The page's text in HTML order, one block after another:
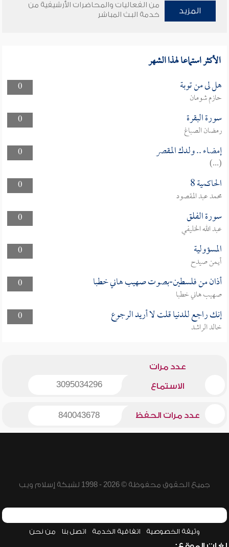
المزيد
من الفعاليات والمحاضرات الأرشيفية من
خدمة البث المباشر
الأكثر استماعا لهذا الشهر
0 هل لى من توبة
حازم شومان
0
سورة البقرة
رمضان الصباغ
0
إمضاء .. ولدك المقصر
(...)
0
الحاكمية 8
محمد عبد المقصود
0
سورة الفلق
عبد الله الخليفي
0
المسؤولية
أيمن صيدح
0
أذان من فلسطين-بصوت صهيب هاني خطبا
صهيب هاني خطبا
0
إنك راجع للدنيا قلت لا أريد الرجوع
خالد الراشد
عدد مرات
الاستماع 3095034296
عدد مرات الحفظ 840043678
جميع الحقوق محفوظة © 2026 - 1998 لشبكة إسلام ويب
وثيقة الخصوصية اتفاقية الخدمة اتصل بنا من نحن